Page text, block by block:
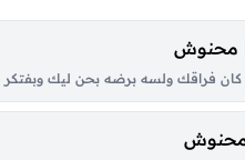
مش ناوي على حاجة، مفيش حاجة
محنوش
فراقك ولسه برضه بحن ليك وبفتكر
محنوش